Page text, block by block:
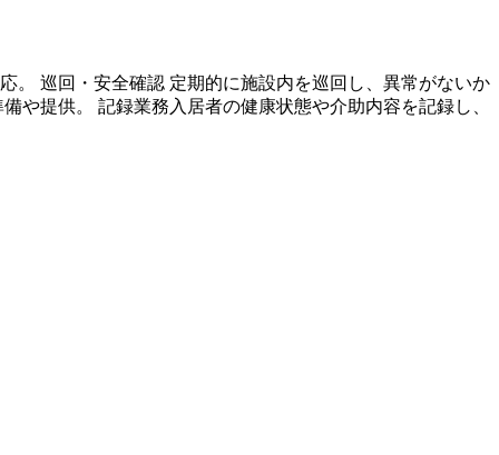
。 巡回・安全確認 定期的に施設内を巡回し、異常がないか
や提供。 記録業務入居者の健康状態や介助内容を記録し、